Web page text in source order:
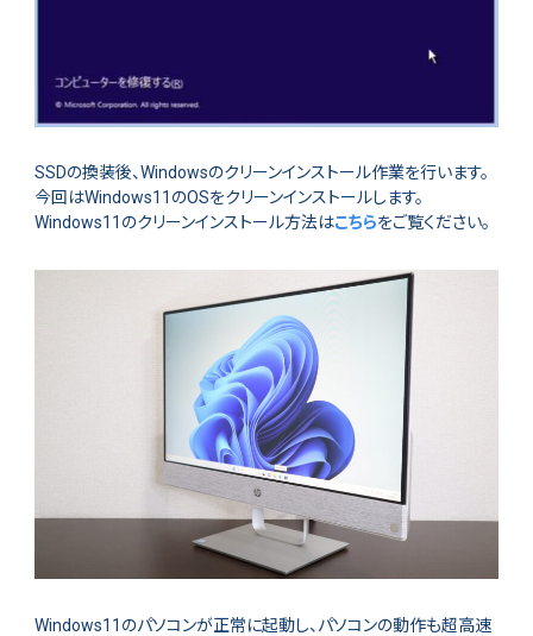
SSDの換装後、Windowsのクリーンインストール作業を行います。
今回はWindows11のOSをクリーンインストールします。
Windows11のクリーンインストール方法はこちらをご覧ください。
Windows11のパソコンが正常に起動し、パソコンの動作も超高速